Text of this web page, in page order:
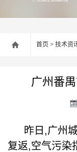
首页 > 技术资
广州番
昨日,广州
复返,空气污染